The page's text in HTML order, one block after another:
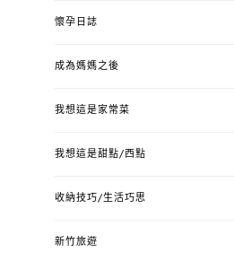
懷孕日誌
成為媽媽之後
我想這是家常菜
我想這是甜點/西點
收納技巧/生活巧思
新竹旅遊